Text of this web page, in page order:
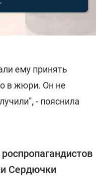
ему принять
в жюри. Он не
- пояснила
Сердючки